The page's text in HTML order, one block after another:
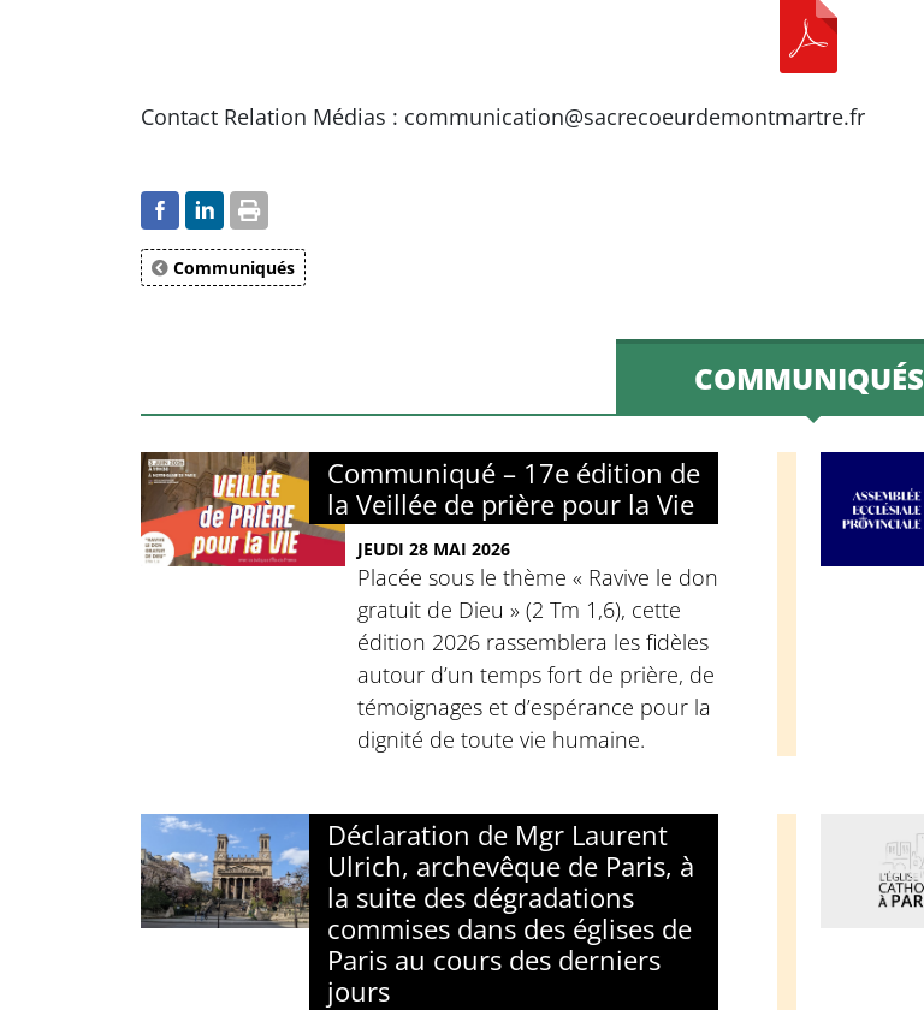
Contact Relation Médias : communication@sacrecoeurdemontmartre.fr
Communiqués
COMMUNIQUÉS
Communiqué – 17e édition de
la Veillée de prière pour la Vie
JEUDI 28 MAI 2026
Placée sous le thème « Ravive le don
gratuit de Dieu » (2 Tm 1,6), cette
édition 2026 rassemblera les fidèles
autour d’un temps fort de prière, de
témoignages et d’espérance pour la
dignité de toute vie humaine.
Déclaration de Mgr Laurent
Ulrich, archevêque de Paris, à
la suite des dégradations
commises dans des églises de
Paris au cours des derniers
jours